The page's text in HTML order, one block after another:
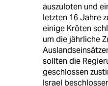
auszuloten und
letzten 16 Jahre
einige Kröten
um die jährliche
sollten die
geschlossen
Israel